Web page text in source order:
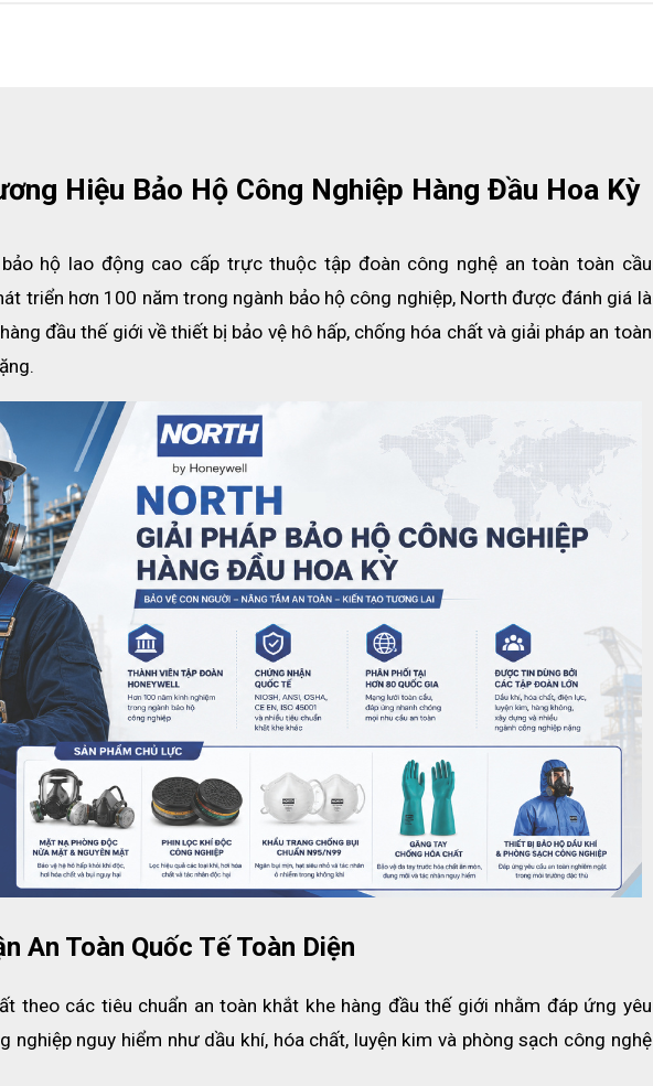
Hiệu Bảo Hộ Công Nghiệp Hàng Đầu Hoa Kỳ
hộ lao động cao cấp trực thuộc tập đoàn công nghệ an toàn toàn cầu
triển hơn 100 năm trong ngành bảo hộ công nghiệp, North được đánh giá là
đầu thế giới về thiết bị bảo vệ hô hấp, chống hóa chất và giải pháp an toàn
An Toàn Quốc Tế Toàn Diện
theo các tiêu chuẩn an toàn khắt khe hàng đầu thế giới nhằm đáp ứng yêu
nguy hiểm như dầu khí, hóa chất, luyện kim và phòng sạch công nghệ